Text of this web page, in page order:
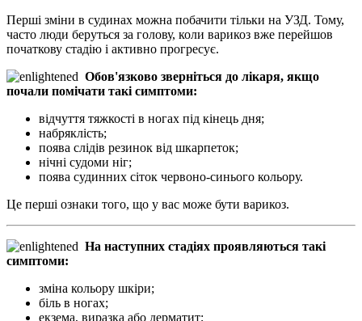
Перші зміни в судинах можна побачити тільки на УЗД. Тому,
часто люди беруться за голову, коли варикоз вже перейшов
початкову стадію і активно прогресує.
Обов'язково зверніться до лікаря, якщо
почали помічати такі симптоми:
відчуття тяжкості в ногах під кінець дня;
набряклість;
поява слідів резинок від шкарпеток;
нічні судоми ніг;
поява судинних сіток червоно-синього кольору.
Це перші ознаки того, що у вас може бути варикоз.
На наступних стадіях проявляються такі
симптоми:
зміна кольору шкіри;
біль в ногах;
екзема, виразка або дерматит;